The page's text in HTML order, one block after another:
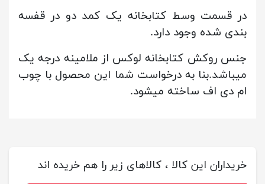
در قسمت وسط کتابخانه یک کمد دو در قفسه
بندی شده وجود دارد.
جنس روکش کتابخانه لوکس از ملامینه درجه یک
میباشد.بنا به درخواست شما این محصول با چوب
ام دی اف ساخته میشود.
خریداران این کالا ، کالاهای زیر را هم خریده اند